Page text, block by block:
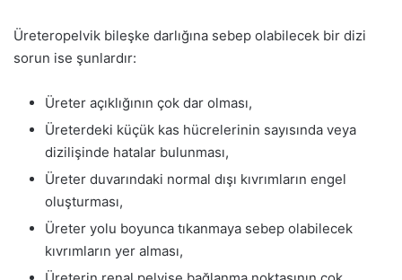
Üreteropelvik bileşke darlığına sebep olabilecek bir dizi
sorun ise şunlardır:
Üreter açıklığının çok dar olması,
Üreterdeki küçük kas hücrelerinin sayısında veya
dizilişinde hatalar bulunması,
Üreter duvarındaki normal dışı kıvrımların engel
oluşturması,
Üreter yolu boyunca tıkanmaya sebep olabilecek
kıvrımların yer alması,